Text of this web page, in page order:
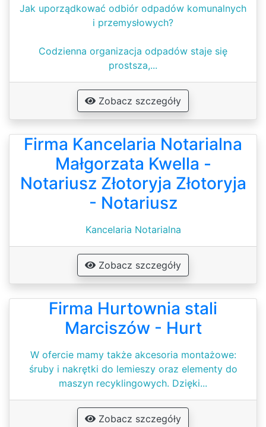
Jak uporządkować odbiór odpadów komunalnych
i przemysłowych?
Codzienna organizacja odpadów staje się
prostsza,...
Zobacz szczegóły
Firma Kancelaria Notarialna
Małgorzata Kwella -
Notariusz Złotoryja Złotoryja
- Notariusz
Kancelaria Notarialna
Zobacz szczegóły
Firma Hurtownia stali
Marciszów - Hurt
W ofercie mamy także akcesoria montażowe:
śruby i nakrętki do lemieszy oraz elementy do
maszyn recyklingowych. Dzięki...
Zobacz szczegóły